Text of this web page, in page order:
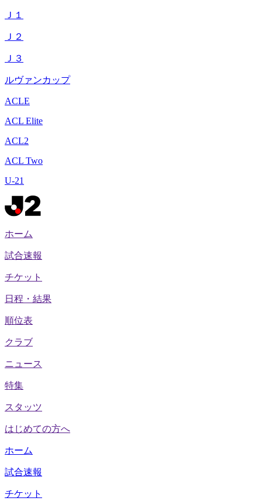
Ｊ１
Ｊ２
Ｊ３
ルヴァンカップ
ACLE
ACL Elite
ACL2
ACL Two
U-21
ホーム
試合速報
チケット
日程・結果
順位表
クラブ
ニュース
特集
スタッツ
はじめての方へ
ホーム
試合速報
チケット